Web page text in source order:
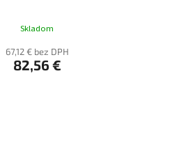
Skladom
67,12 € bez DPH
82,56 €